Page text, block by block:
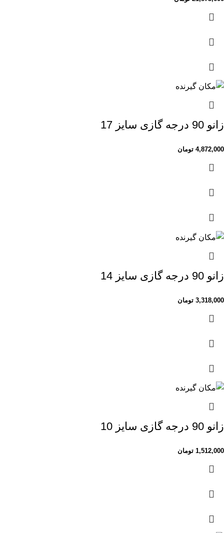
زانو 90 درجه گازی سایز 17
4,872,000 تومان
زانو 90 درجه گازی سایز 14
3,318,000 تومان
زانو 90 درجه گازی سایز 10
1,512,000 تومان